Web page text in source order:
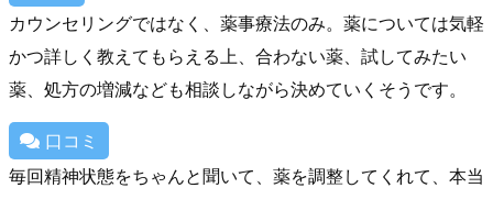
カウンセリングではなく、薬事療法のみ。薬については気軽
かつ詳しく教えてもらえる上、合わない薬、試してみたい
薬、処方の増減なども相談しながら決めていくそうです。
口コミ
毎回精神状態をちゃんと聞いて、薬を調整してくれて、本当